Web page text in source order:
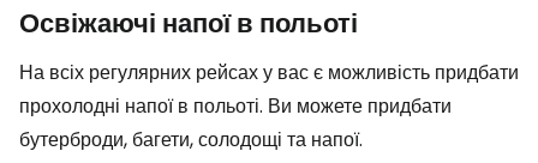
Освіжаючі напої в польоті
На всіх регулярних рейсах у вас є можливість придбати
прохолодні напої в польоті. Ви можете придбати
бутерброди, багети, солодощі та напої.